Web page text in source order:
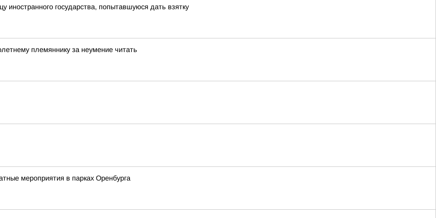
иностранного государства, попытавшуюся дать взятку
племяннику за неумение читать
мероприятия в парках Оренбурга